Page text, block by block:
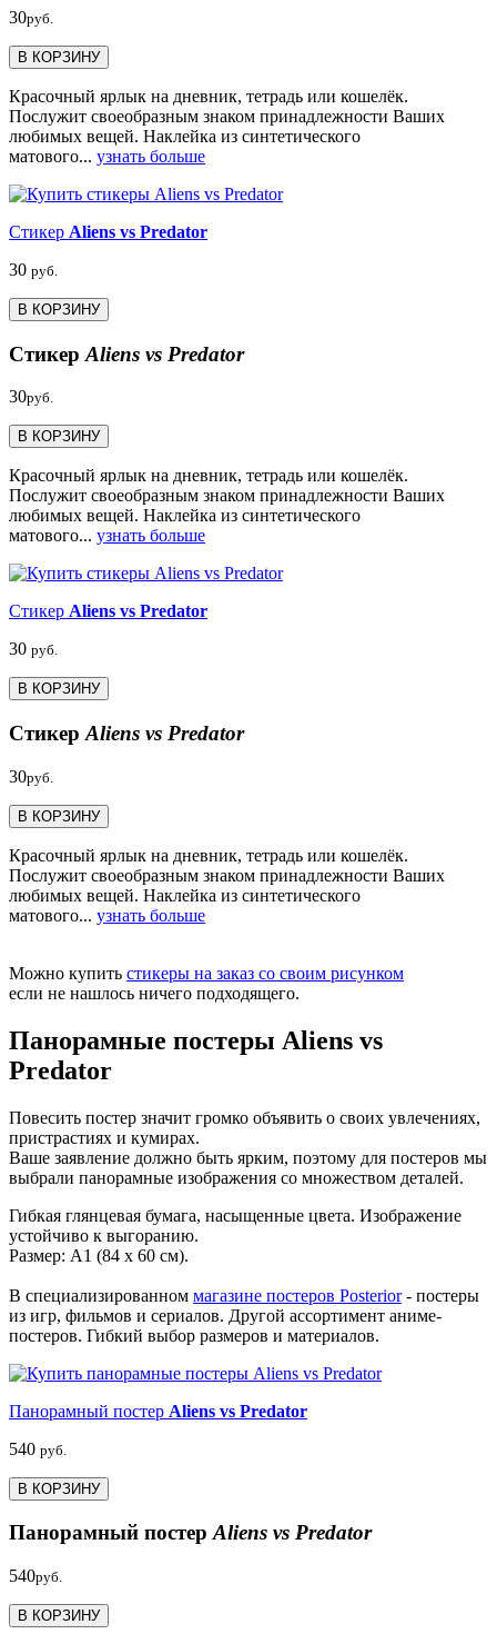
30руб.
В КОРЗИНУ
Красочный ярлык на дневник, тетрадь или кошелёк.
Послужит своеобразным знаком принадлежности Ваших
любимых вещей. Наклейка из синтетического
матового... узнать больше
Стикер Aliens vs Predator
30 руб.
В КОРЗИНУ
Стикер Aliens vs Predator
30руб.
В КОРЗИНУ
Красочный ярлык на дневник, тетрадь или кошелёк.
Послужит своеобразным знаком принадлежности Ваших
любимых вещей. Наклейка из синтетического
матового... узнать больше
Стикер Aliens vs Predator
30 руб.
В КОРЗИНУ
Стикер Aliens vs Predator
30руб.
В КОРЗИНУ
Красочный ярлык на дневник, тетрадь или кошелёк.
Послужит своеобразным знаком принадлежности Ваших
любимых вещей. Наклейка из синтетического
матового... узнать больше
Можно купить стикеры на заказ со своим рисунком
если не нашлось ничего подходящего.
Панорамные постеры Aliens vs
Predator
Повесить постер значит громко объявить о своих увлечениях,
пристрастиях и кумирах.
Ваше заявление должно быть ярким, поэтому для постеров мы
выбрали панорамные изображения со множеством деталей.
Гибкая глянцевая бумага, насыщенные цвета. Изображение
устойчиво к выгоранию.
Размер: А1 (84 х 60 см).
В специализированном магазине постеров Posterior- постеры
из игр, фильмов и сериалов. Другой ассортимент аниме-
постеров. Гибкий выбор размеров и материалов.
Панорамный постер Aliens vs Predator
540 руб.
В КОРЗИНУ
Панорамный постерAliens vs Predator
540руб.
В КОРЗИНУ